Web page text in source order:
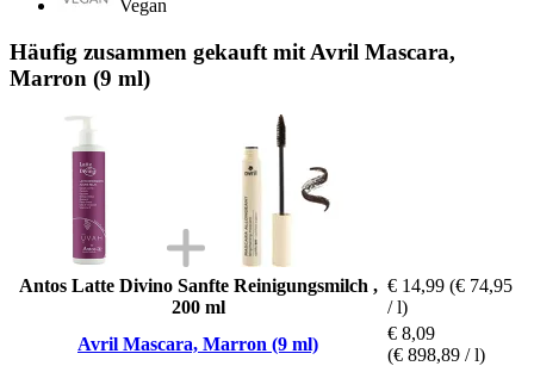
Vegan
Häufig zusammen gekauft mit Avril Mascara,
Marron (9 ml)
Antos Latte Divino Sanfte Reinigungsmilch ,
200 ml
€ 14,99 (€ 74,95
/ l)
Avril Mascara, Marron (9 ml)
€ 8,09
(€ 898,89 / l)